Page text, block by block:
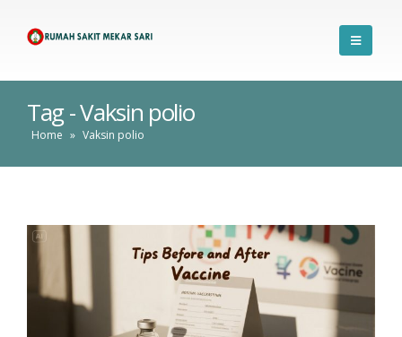
Tag - Vaksin polio
Home » Vaksin polio